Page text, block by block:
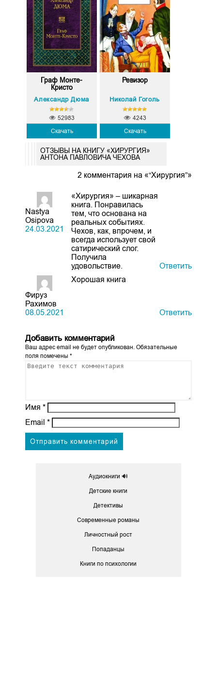
Граф Монте-
Кристо
Александр Дюма
Скачать
52983
Ревизор
Николай Гоголь
Скачать
4243
ОТЗЫВЫ НА КНИГУ «ХИРУРГИЯ»
АНТОНА ПАВЛОВИЧА ЧЕХОВА
2 комментария на «“Хирургия”»
Nastya
Osipova
24.03.2021
«Хирургия» – шикарная
книга. Понравилась
тем, что основана на
реальных событиях.
Чехов, как, впрочем, и
всегда использует свой
сатирический слог.
Получила
удовольствие.
Ответить
Фируз
Рахимов
08.05.2021
Хорошая книга
Ответить
Добавить комментарий
Ваш адрес email не будет опубликован. Обязательные
поля помечены *
Имя *
Email *
Аудиокниги 🔊
Детские книги
Детективы
Современные романы
Личностный рост
Попаданцы
Книги по психологии